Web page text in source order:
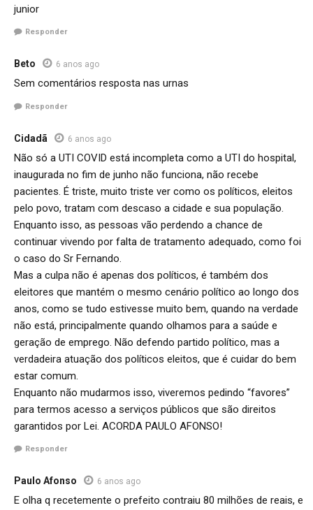
junior
Responder
Beto 6 anos ago
Sem comentários resposta nas urnas
Responder
Cidadã 6 anos ago
Não só a UTI COVID está incompleta como a UTI do hospital,
inaugurada no fim de junho não funciona, não recebe
pacientes. É triste, muito triste ver como os políticos, eleitos
pelo povo, tratam com descaso a cidade e sua população.
Enquanto isso, as pessoas vão perdendo a chance de
continuar vivendo por falta de tratamento adequado, como foi
o caso do Sr Fernando.
Mas a culpa não é apenas dos políticos, é também dos
eleitores que mantém o mesmo cenário político ao longo dos
anos, como se tudo estivesse muito bem, quando na verdade
não está, principalmente quando olhamos para a saúde e
geração de emprego. Não defendo partido político, mas a
verdadeira atuação dos políticos eleitos, que é cuidar do bem
estar comum.
Enquanto não mudarmos isso, viveremos pedindo “favores”
para termos acesso a serviços públicos que são direitos
garantidos por Lei. ACORDA PAULO AFONSO!
Responder
Paulo Afonso 6 anos ago
E olha q recetemente o prefeito contraiu 80 milhões de reais, e